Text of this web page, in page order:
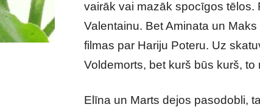
vairāk vai mazāk spocīgos tēlos.
Valentainu. Bet Aminata un
filmas par Hariju Poteru. Uz
Voldemorts, bet kurš būs kurš,
Elīna un Marts dejos pasodobli,